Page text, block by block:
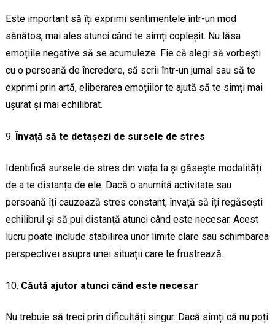
Este important să îți exprimi sentimentele într-un mod
sănătos, mai ales atunci când te simți copleșit. Nu lăsa
emoțiile negative să se acumuleze. Fie că alegi să vorbești
cu o persoană de încredere, să scrii într-un jurnal sau să te
exprimi prin artă, eliberarea emoțiilor te ajută să te simți mai
ușurat și mai echilibrat.
Învață să te detașezi de sursele de stres
Identifică sursele de stres din viața ta și găsește modalități
de a te distanța de ele. Dacă o anumită activitate sau
persoană îți cauzează stres constant, învață să îți regăsești
echilibrul și să pui distanță atunci când este necesar. Acest
lucru poate include stabilirea unor limite clare sau schimbarea
perspectivei asupra unei situații care te frustrează.
Căută ajutor atunci când este necesar
Nu trebuie să treci prin dificultăți singur. Dacă simți că nu poți